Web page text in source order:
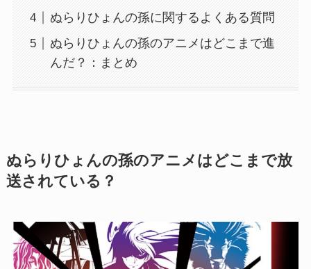
ぬらりひょんの孫に関するよくある質問
ぬらりひょんの孫のアニメはどこまで進
んだ？：まとめ
ぬらりひょんの孫のアニメはどこまで放
送されている？